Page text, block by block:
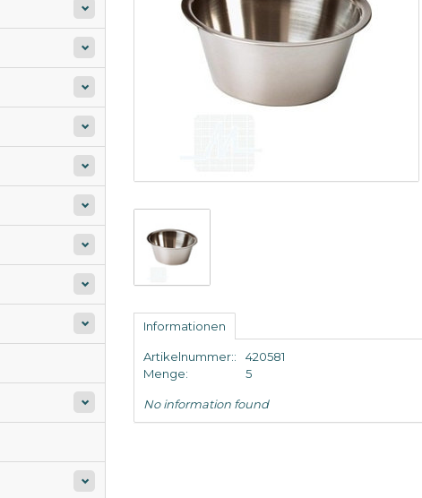
Informationen
Artikelnummer::
420581
Menge:
5
No information found